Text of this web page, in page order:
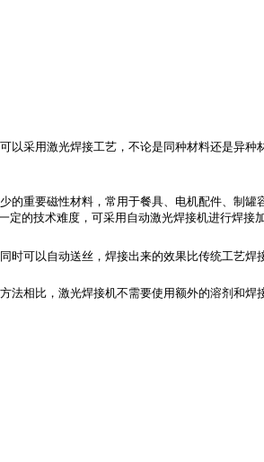
采用激光焊接工艺，不论是同种材料还是异
重要磁性材料，常用于餐具、电机配件、制
的技术难度，可采用自动激光焊接机进行焊接加
可以自动送丝，焊接出来的效果比传统工艺
相比，激光焊接机不需要使用额外的溶剂和焊